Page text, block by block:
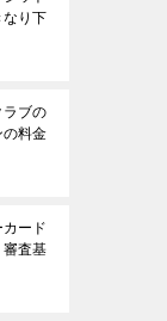
なり下
ラブの
の料金
ード
審査基